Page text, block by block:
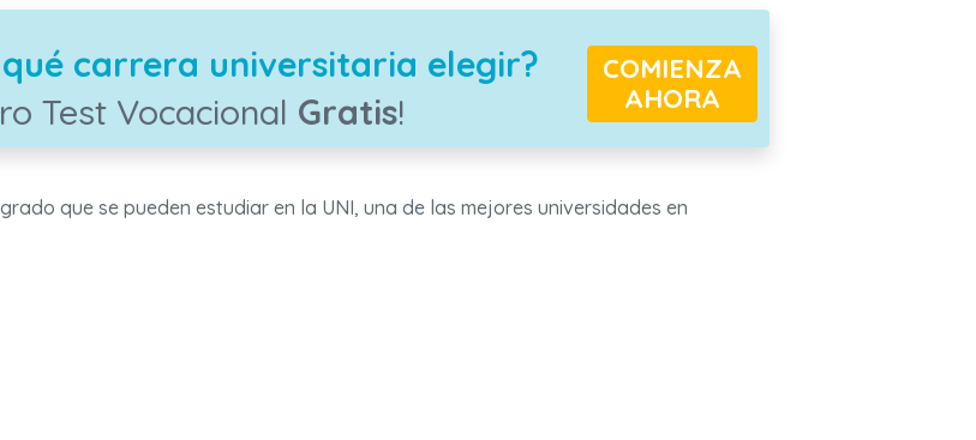
qué carrera universitaria elegir?
Test Vocacional Gratis!
COMIENZA
AHORA
que se pueden estudiar en la UNI, una de las mejores universidades en